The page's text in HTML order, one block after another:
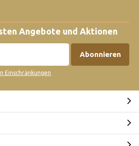
Angebote und Aktionen
Abonnieren
Einschränkungen